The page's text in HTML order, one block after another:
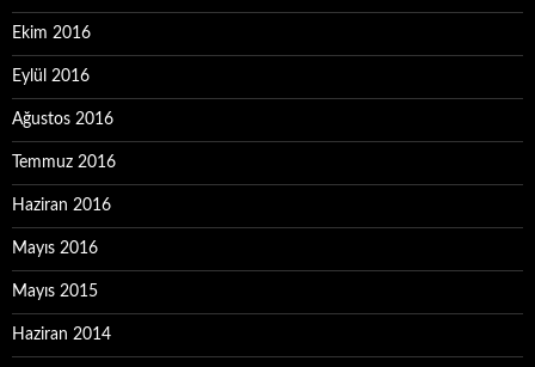
Ekim 2016
Eylül 2016
Ağustos 2016
Temmuz 2016
Haziran 2016
Mayıs 2016
Mayıs 2015
Haziran 2014